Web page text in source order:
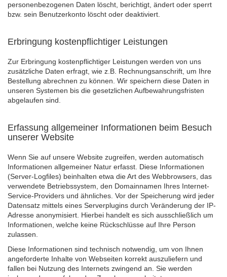
personenbezogenen Daten löscht, berichtigt, ändert oder sperrt
bzw. sein Benutzerkonto löscht oder deaktiviert.
Erbringung kostenpflichtiger Leistungen
Zur Erbringung kostenpflichtiger Leistungen werden von uns
zusätzliche Daten erfragt, wie z.B. Rechnungsanschrift, um Ihre
Bestellung abrechnen zu können. Wir speichern diese Daten in
unseren Systemen bis die gesetzlichen Aufbewahrungsfristen
abgelaufen sind.
Erfassung allgemeiner Informationen beim Besuch
unserer Website
Wenn Sie auf unsere Website zugreifen, werden automatisch
Informationen allgemeiner Natur erfasst. Diese Informationen
(Server-Logfiles) beinhalten etwa die Art des Webbrowsers, das
verwendete Betriebssystem, den Domainnamen Ihres Internet-
Service-Providers und ähnliches. Vor der Speicherung wird jeder
Datensatz mittels eines Serverplugins durch Veränderung der IP-
Adresse anonymisiert. Hierbei handelt es sich ausschließlich um
Informationen, welche keine Rückschlüsse auf Ihre Person
zulassen.
Diese Informationen sind technisch notwendig, um von Ihnen
angeforderte Inhalte von Webseiten korrekt auszuliefern und
fallen bei Nutzung des Internets zwingend an. Sie werden